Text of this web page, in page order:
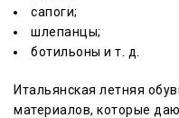
сапоги;
шлепанцы;
ботильоны и т. д.
Итальянская летняя
материалов, которые